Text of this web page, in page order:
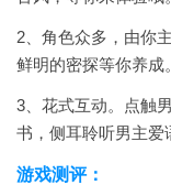
2、角色众多，由你
鲜明的密探等你养成。
3、花式互动。点触
书，侧耳聆听男主爱
游戏测评：